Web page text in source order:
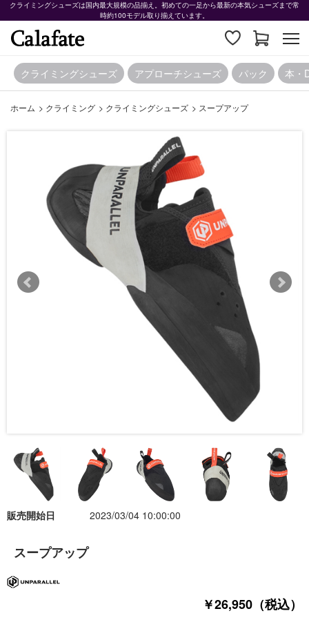
クライミングシューズは国内最大規模の品揃え。初めての一足から最新の本気シューズまで常
時約100モデル取り揃えています。
クライミングシューズ アプローチシューズ パック 本・
ホーム > クライミング > クライミングシューズ > スープアップ
スープアップ
￥26,950（税込）
販売開始日 2023/03/04 10:00:00